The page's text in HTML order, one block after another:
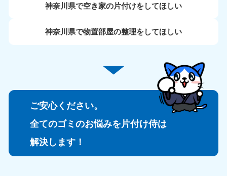
神奈川県で空き家の片付けをしてほしい
神奈川県で物置部屋の整理をしてほしい
ご安心ください。
全てのゴミのお悩みを片付け侍は
解決します！